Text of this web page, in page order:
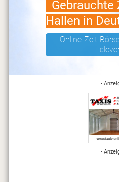
Gebrauchte
Hallen in
Online-Zelt-
-
-